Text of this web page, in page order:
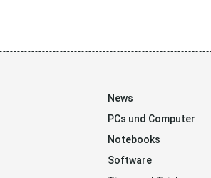
News
PCs und Computer
Notebooks
Software